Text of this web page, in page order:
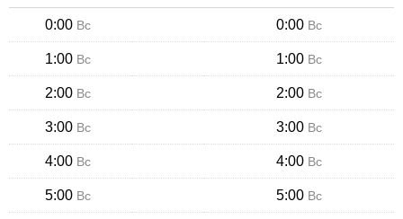
0:00 Вс 0:00 Вс
1:00 Вс 1:00 Вс
2:00 Вс 2:00 Вс
3:00 Вс 3:00 Вс
4:00 Вс 4:00 Вс
5:00 Вс 5:00 Вс